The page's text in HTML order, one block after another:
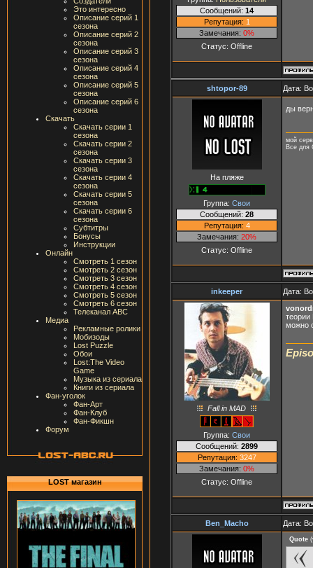
Это интересно
Описание серий 1
сезона
Описание серий 2
сезона
Описание серий 3
сезона
Описание серий 4
сезона
Описание серий 5
сезона
Описание серий 6
сезона
Скачать
Скачать серии 1
сезона
Скачать серии 2
сезона
Скачать серии 3
сезона
Скачать серии 4
сезона
Скачать серии 5
сезона
Скачать серии 6
сезона
Субтитры
Бонусы
Инструкции
Онлайн
Смотреть 1 сезон
Смотреть 2 сезон
Смотреть 3 сезон
Смотреть 4 сезон
Смотреть 5 сезон
Смотреть 6 сезон
Телеканал ABC
Медиа
Рекламные ролики
Мобизоды
Lost Puzzle
Обои
Lost:The Video
Game
Музыка из сериала
Книги из сериала
Фан-уголок
Фан-Арт
Фан-Клуб
Фан-Фикшн
Форум
LOST магазин
Сообщений: 14
Репутация: 1
Замечания: 0%
Статус: Offline
shtopor-89 Дата:
На пляже
Группа: Свои
Сообщений: 28
Репутация: 4
Замечания: 20%
Статус: Offline
ды
мой
Все для
inkeeper Дата:
Fall in MAD
Группа: Свои
Сообщений: 2899
Репутация: 3247
Замечания: 0%
Статус: Offline
теории
можно
Ben_Macho Дата:
Quote (